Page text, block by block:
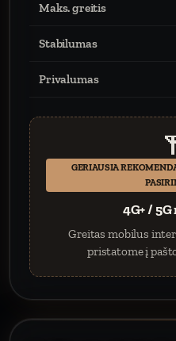
Maks. greitis
Stabilumas
Privalumas
GERIAUSIA
4G+ /
Greitas mobilus
pristatome į